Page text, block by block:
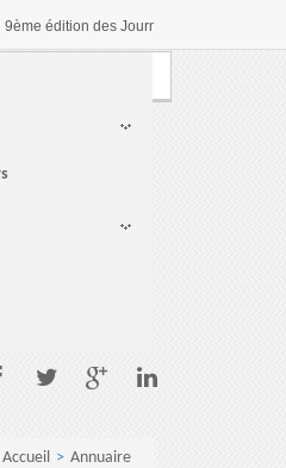
9ème édition des Journées nationales de
Accueil Annuaire